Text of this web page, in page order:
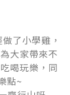
了小學雞，
大家帶來不
喝玩樂，同
點~